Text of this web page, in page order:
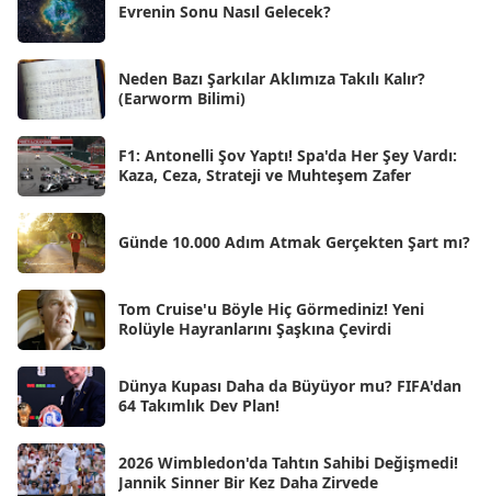
Tem 2025
Haz 2025
May 2025 [54]
Nis 2025 [56]
Mar 2025
Şub 2025
Oca 2025
Ara 2024 [25]
Kas 2024
Eki 2024 [46]
Eyl 2024
Ağu 2024 [10]
Evrenin Sonu Nasıl Gelecek?
Neden Bazı Şarkılar Aklımıza Takılı Kalır?
(Earworm Bilimi)
F1: Antonelli Şov Yaptı! Spa'da Her Şey Vardı:
Kaza, Ceza, Strateji ve Muhteşem Zafer
Günde 10.000 Adım Atmak Gerçekten Şart mı?
Tom Cruise'u Böyle Hiç Görmediniz! Yeni
Rolüyle Hayranlarını Şaşkına Çevirdi
Dünya Kupası Daha da Büyüyor mu? FIFA'dan
64 Takımlık Dev Plan!
2026 Wimbledon'da Tahtın Sahibi Değişmedi!
Jannik Sinner Bir Kez Daha Zirvede